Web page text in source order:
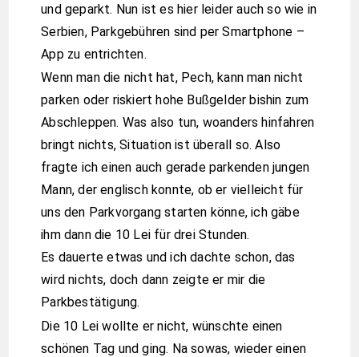
und geparkt. Nun ist es hier leider auch so wie in
Serbien, Parkgebühren sind per Smartphone –
App zu entrichten.
Wenn man die nicht hat, Pech, kann man nicht
parken oder riskiert hohe Bußgelder bishin zum
Abschleppen. Was also tun, woanders hinfahren
bringt nichts, Situation ist überall so. Also
fragte ich einen auch gerade parkenden jungen
Mann, der englisch konnte, ob er vielleicht für
uns den Parkvorgang starten könne, ich gäbe
ihm dann die 10 Lei für drei Stunden.
Es dauerte etwas und ich dachte schon, das
wird nichts, doch dann zeigte er mir die
Parkbestätigung.
Die 10 Lei wollte er nicht, wünschte einen
schönen Tag und ging. Na sowas, wieder einen